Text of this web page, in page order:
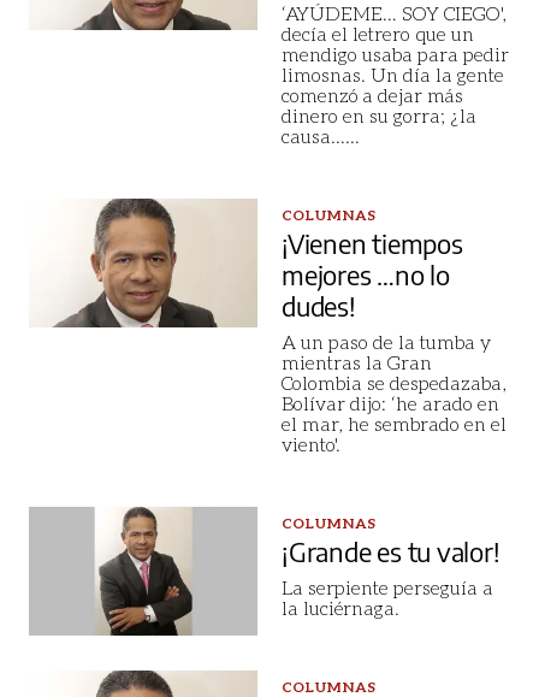
‘AYÚDEME… SOY CIEGO',
decía el letrero que un
mendigo usaba para pedir
limosnas. Un día la gente
comenzó a dejar más
dinero en su gorra; ¿la
causa......
COLUMNAS
¡Vienen tiempos
mejores …no lo
dudes!
A un paso de la tumba y
mientras la Gran
Colombia se despedazaba,
Bolívar dijo: ‘he arado en
el mar, he sembrado en el
viento'.
COLUMNAS
¡Grande es tu valor!
La serpiente perseguía a
la luciérnaga.
COLUMNAS